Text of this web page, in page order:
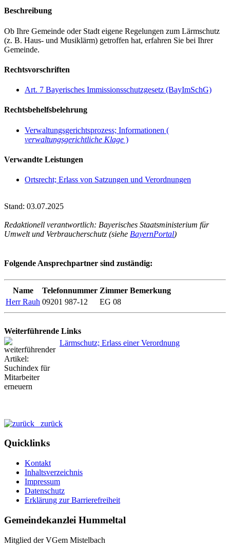
Beschreibung
Ob Ihre Gemeinde oder Stadt eigene Regelungen zum Lärmschutz
(z. B. Haus- und Musiklärm) getroffen hat, erfahren Sie bei Ihrer
Gemeinde.
Rechtsvorschriften
Art. 7 Bayerisches Immissionsschutzgesetz (BayImSchG)
Rechtsbehelfsbelehrung
Verwaltungsgerichtsprozess; Informationen (
verwaltungsgerichtliche Klage )
Verwandte Leistungen
Ortsrecht; Erlass von Satzungen und Verordnungen
Stand: 03.07.2025
Redaktionell verantwortlich: Bayerisches Staatsministerium für
Umwelt und Verbraucherschutz (siehe BayernPortal)
Folgende Ansprechpartner sind zuständig:
Name Telefonnummer Zimmer Bemerkung
Herr Rauh 09201 987-12 EG 08
Weiterführende Links
Lärmschutz; Erlass einer Verordnung
zurück
Quicklinks
Kontakt
Inhaltsverzeichnis
Impressum
Datenschutz
Erklärung zur Barrierefreiheit
Gemeindekanzlei Hummeltal
Mitglied der VGem Mistelbach